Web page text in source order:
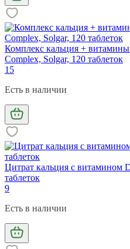
Комплекс кальция +
Complex, Solgar, 120 таблеток
15
Есть в наличии
Цитрат кальция с витамином
таблеток
9
Есть в наличии